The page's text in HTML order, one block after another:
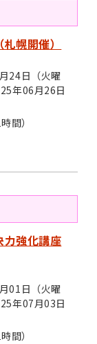
幌開催）
24日（火曜
年06月26日
間）
力強化講座
01日（火曜
年07月03日
間）